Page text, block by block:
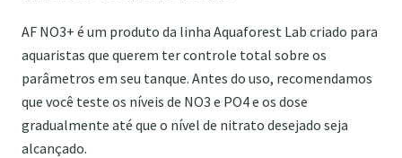
AF NO3+ é um produto da linha Aquaforest Lab criado para
aquaristas que querem ter controle total sobre os
parâmetros em seu tanque. Antes do uso, recomendamos
que você teste os níveis de NO3 e PO4 e os dose
gradualmente até que o nível de nitrato desejado seja
alcançado.